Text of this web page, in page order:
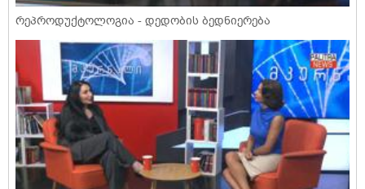
რეპროდუქტოლოგია - დედობის ბედნიერება